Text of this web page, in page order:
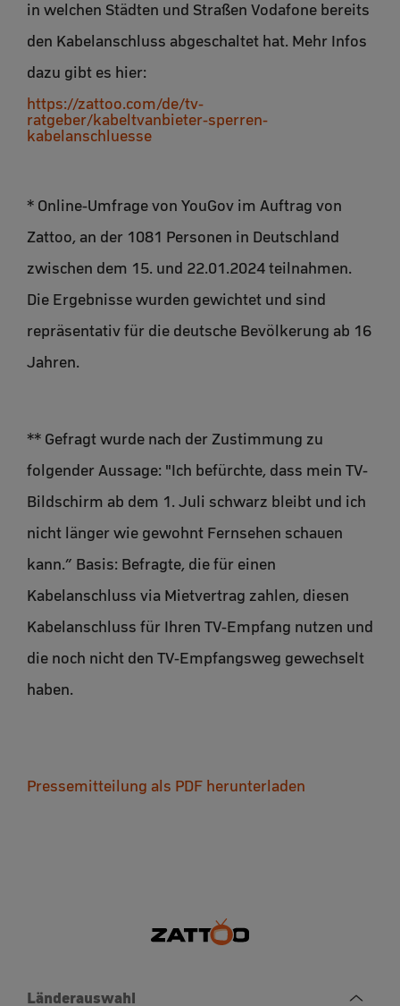
in welchen Städten und Straßen Vodafone bereits
den Kabelanschluss abgeschaltet hat. Mehr Infos
dazu gibt es hier:
https://zattoo.com/de/tv-
ratgeber/kabeltvanbieter-sperren-
kabelanschluesse
* Online-Umfrage von YouGov im Auftrag von
Zattoo, an der 1081 Personen in Deutschland
zwischen dem 15. und 22.01.2024 teilnahmen.
Die Ergebnisse wurden gewichtet und sind
repräsentativ für die deutsche Bevölkerung ab 16
Jahren.
** Gefragt wurde nach der Zustimmung zu
folgender Aussage: "Ich befürchte, dass mein TV-
Bildschirm ab dem 1. Juli schwarz bleibt und ich
nicht länger wie gewohnt Fernsehen schauen
kann.” Basis: Befragte, die für einen
Kabelanschluss via Mietvertrag zahlen, diesen
Kabelanschluss für Ihren TV-Empfang nutzen und
die noch nicht den TV-Empfangsweg gewechselt
haben.
Pressemitteilung als PDF herunterladen
Länderauswahl